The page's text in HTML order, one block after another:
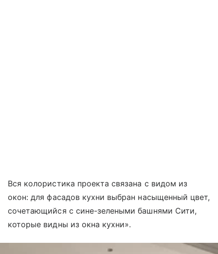
Вся колористика проекта связана с видом из
окон: для фасадов кухни выбран насыщенный цвет,
сочетающийся с сине-зелеными башнями Сити,
которые видны из окна кухни».